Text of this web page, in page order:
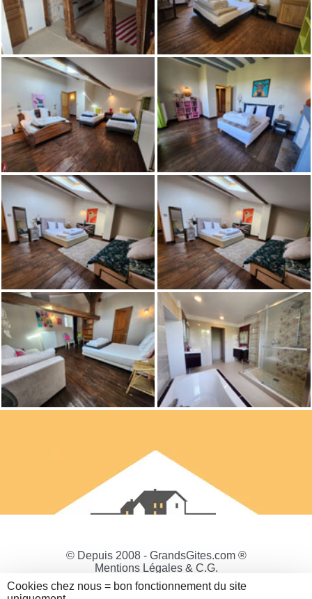
© Depuis 2008 - GrandsGites.com ®
Mentions Légales & C.G.
Politique de Confidentialité
Gestion des cookies
Cookies chez nous = bon fonctionnement du site